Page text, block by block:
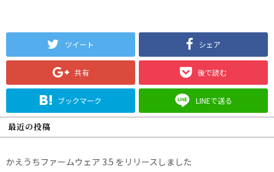
ツイート シェア
共有 後で読む
ブックマーク LINEで送る
最近の投稿
かえうちファームウェア 3.5 をリリースしました